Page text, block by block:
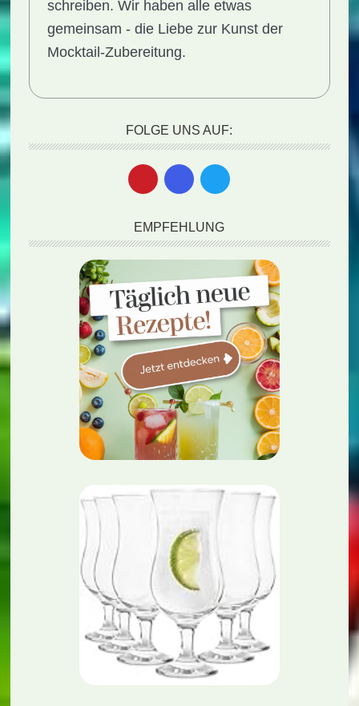
schreiben. Wir haben alle etwas
gemeinsam - die Liebe zur Kunst der
Mocktail-Zubereitung.
FOLGE UNS AUF:
EMPFEHLUNG